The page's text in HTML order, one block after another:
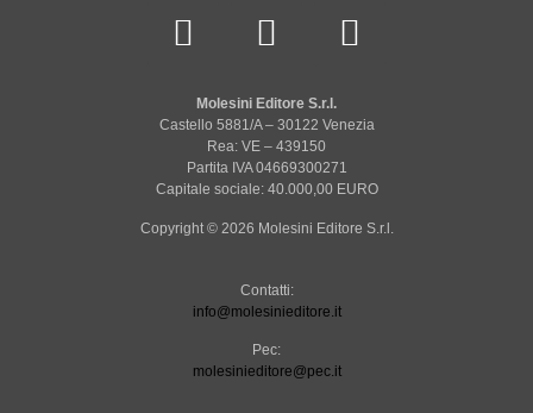
Molesini Editore S.r.l.
Castello 5881/A – 30122 Venezia
Rea: VE – 439150
Partita IVA 04669300271
Capitale sociale: 40.000,00 EURO
Copyright © 2026 Molesini Editore S.r.l.
Contatti:
info@molesinieditore.it
Pec:
molesinieditore@pec.it